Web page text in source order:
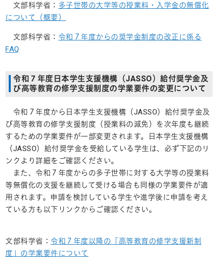
文部科学省： 多子世帯の大学等の授業料・入学金の無償化
について（概要）
文部科学省： 令和７年度からの奨学金制度の改正に係る
FAQ
令和７年度日本学生支援機構（JASSO）給付奨学金及
び高等教育の修学支援制度の学業要件の変更について
令和７年度から日本学生支援機構（JASSO）給付奨学金及
び高等教育の修学支援制度（授業料の減免）を次年度も継続
するための学業要件が一部変更されます。日本学生支援機構
（JASSO）給付奨学金を受給している学生は、必ず下記のリ
ンクより詳細をご確認ください。
また、令和７年度からの多子世帯に対する大学等の授業料
等無償化の支援を継続して受ける場合も同様の学業要件が適
用されます。申請を検討している学生や進学後に申請を考え
ている方も以下リンクからご確認ください。
文部科学省： 令和７年度以降の「高等教育の修学支援新制
度」の学業要件について